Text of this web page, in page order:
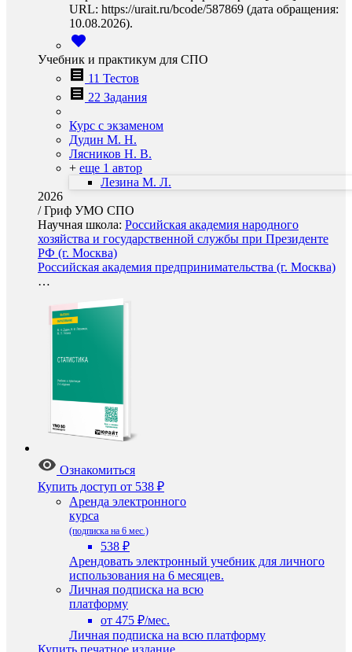
URL: https://urait.ru/bcode/587869 (дата обращения:
10.08.2026).
Учебник и практикум для СПО
11 Тестов
22 Задания
Курс с экзаменом
Дудин М. Н.
Лясников Н. В.
+ еще 1 автор
Лезина М. Л.
2026
/Гриф УМО СПО
Научная школа: Российская академия народного
хозяйства и государственной службы при Президенте
РФ (г. Москва)
Российская академия предпринимательства (г. Москва)
…
Ознакомиться
Купить доступ от 538 ₽
Аренда электронного
курса
(подписка на 6 мес.)
538 ₽
Арендовать электронный учебник для личного
использования на 6 месяцев.
Личная подписка на всю
платформу
от 475 ₽/мес.
Личная подписка на всю платформу
Купить печатное издание